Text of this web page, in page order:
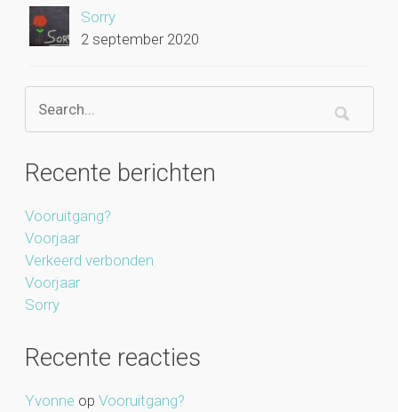
Sorry
2 september 2020
Recente berichten
Vooruitgang?
Voorjaar
Verkeerd verbonden
Voorjaar
Sorry
Recente reacties
Yvonne op Vooruitgang?